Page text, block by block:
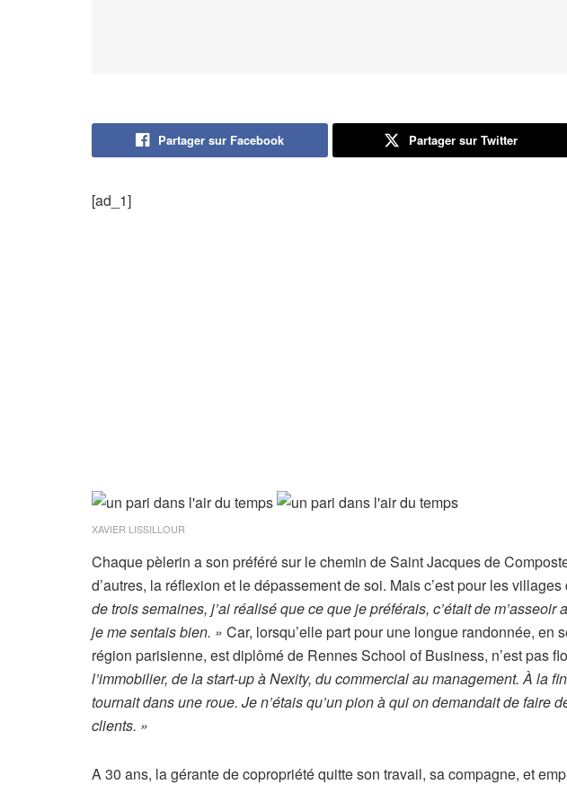
Partager sur Facebook Partager sur Twitter
[ad_1]
XAVIER LISSILLOUR
Chaque pèlerin a son préféré sur le chemin de Saint Jacques de
d’autres, la réflexion et le dépassement de soi. Mais c’est pour les
de trois semaines, j’ai réalisé que ce que je préférais, c’était de
je me sentais bien. » Car, lorsqu’elle part pour une longue randonnée, en
région parisienne, est diplômé de Rennes School of Business, n’est pas
l’immobilier, de la start-up à Nexity, du commercial au management. À la
tournait dans une roue. Je n’étais qu’un pion à qui on demandait de faire
clients. »
A 30 ans, la gérante de copropriété quitte son travail, sa compagne, et